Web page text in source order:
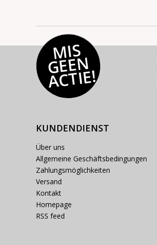
MI
S
G
E
E
N
A
C
TI
E!
KUNDENDIENST
Über uns
Allgemeine Geschäftsbedingungen
Zahlungsmöglichkeiten
Versand
Kontakt
Homepage
RSS feed